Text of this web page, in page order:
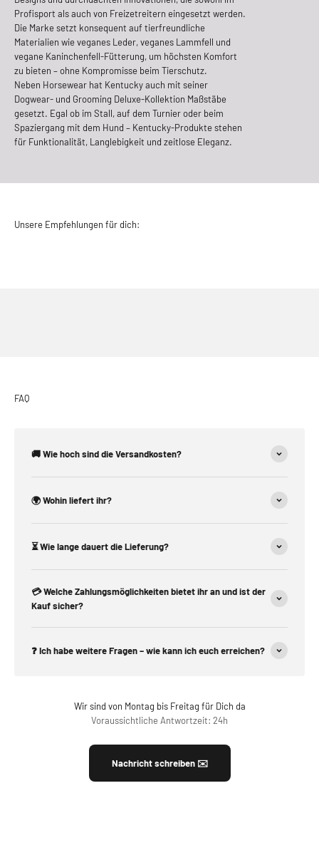
Profisport als auch von Freizetreitern eingesetzt werden.
Die Marke setzt konsequent auf tierfreundliche
Materialien wie veganes Leder, veganes Lammfell und
vegane Kaninchenfell-Fütterung, um höchsten Komfort
zu bieten – ohne Kompromisse beim Tierschutz.
Neben Horsewear hat Kentucky auch mit seiner
Dogwear- und Grooming Deluxe-Kollektion Maßstäbe
gesetzt. Egal ob im Stall, auf dem Turnier oder beim
Spaziergang mit dem Hund – Kentucky-Produkte stehen
für Funktionalität, Langlebigkeit und zeitlose Eleganz.
FAQ
🚚 Wie hoch sind die Versandkosten?
🌍 Wohin liefert ihr?
⏳ Wie lange dauert die Lieferung?
💳 Welche Zahlungsmöglichkeiten bietet ihr an und ist der
Kauf sicher?
❓ Ich habe weitere Fragen – wie kann ich euch erreichen?
Wir sind von Montag bis Freitag für Dich da
Voraussichtliche Antwortzeit: 24h
Nachricht schreiben ✉️